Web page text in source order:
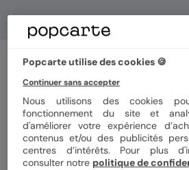
Save the date
Élégance Intemporelle
5(1avis)
Format
Popcarte utilise des cookies 🍪
Continuer sans accepter
Nous utilisons des cookies
fonctionnement du site et
d'améliorer votre expérience
contenus et/ou des publicités
centres d’intérêts. Pour plus
consulter notre politique de